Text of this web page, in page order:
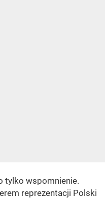
tylko wspomnienie.
reprezentacji Polski